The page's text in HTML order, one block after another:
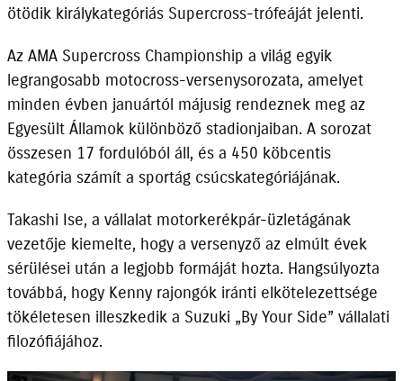
ötödik királykategóriás Supercross-trófeáját jelenti.
Az AMA Supercross Championship a világ egyik
legrangosabb motocross-versenysorozata, amelyet
minden évben januártól májusig rendeznek meg az
Egyesült Államok különböző stadionjaiban. A sorozat
összesen 17 fordulóból áll, és a 450 köbcentis
kategória számít a sportág csúcskategóriájának.
Takashi Ise, a vállalat motorkerékpár-üzletágának
vezetője kiemelte, hogy a versenyző az elmúlt évek
sérülései után a legjobb formáját hozta. Hangsúlyozta
továbbá, hogy Kenny rajongók iránti elkötelezettsége
tökéletesen illeszkedik a Suzuki „By Your Side” vállalati
filozófiájához.